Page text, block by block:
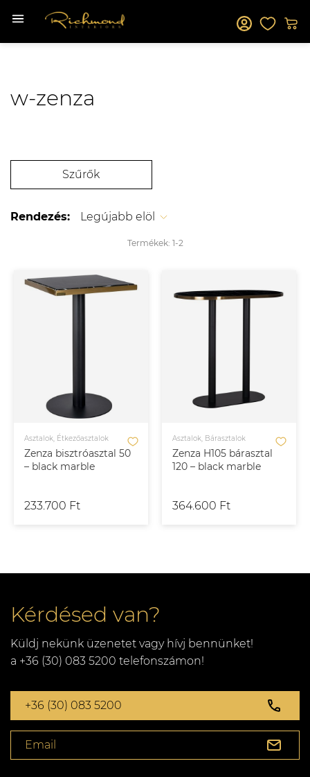
w-zenza
Szűrők
Rendezés: Legújabb elöl
Termékek: 1-2
Zenza bisztróasztal 50
– black marble
Asztalok, Étkezőasztalok
233.700 Ft
Zenza H105 bárasztal
120 – black marble
Asztalok, Bárasztalok
364.600 Ft
Kérdésed van?
Küldj nekünk üzenetet vagy hívj bennünket!
a +36 (30) 083 5200 telefonszámon!
+36 (30) 083 5200
Email